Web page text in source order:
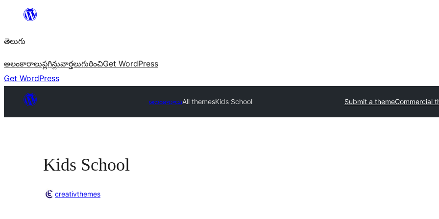
విషయానికి
తెలుగు
అలంకారాలుప్లగిన్లువార్తలుగురించిGet WordPress
Get WordPress
అలంకారాలుAll themesKids School Submit a themeCommercial
Kids School
creativthemes